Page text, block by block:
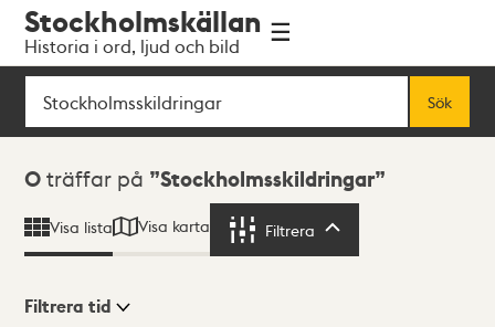
navigationen
huvudinnehållet
Stockholmskällan
Historia i ord, ljud och bild
Sök
Sök
Sökresultat
0 träffar på Stockholmsskildringar
Visa lista Visa karta Filtrera
Filtrera tid